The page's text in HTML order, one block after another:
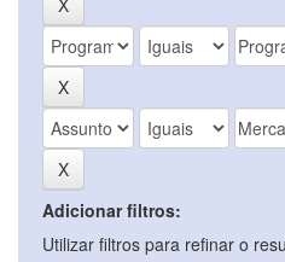
Adicionar filtros:
Utilizar filtros para refinar o